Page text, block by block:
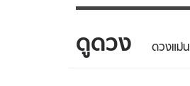
ข่าว
ดูดวง ดวงแม่น